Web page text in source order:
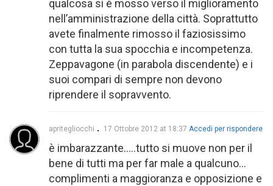
qualcosa si è mosso verso il miglioramento
nell’amministrazione della città. Soprattutto
avete finalmente rimosso il faziosissimo
con tutta la sua spocchia e incompetenza.
Zeppavagone (in parabola discendente) e i
suoi compari di sempre non devono
riprendere il sopravvento.
apritegliocchi 17 Ottobre 2012 at 18:37 Accedi per rispondere
è imbarazzante…..tutto si muove non per il
bene di tutti ma per far male a qualcuno…
complimenti a maggioranza e opposizione e